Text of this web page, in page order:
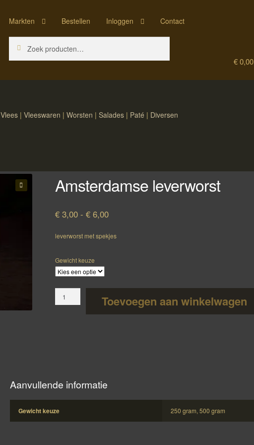
Markten Bestellen Inloggen Contact
€0,00
Vlees | Vleeswaren | Worsten | Salades | Paté | Diversen
Amsterdamse leverworst
€ 3,00 - € 6,00Prijsklasse:
tot
€ 6,00
leverworst met spekjes
Gewicht keuze
leverworst
Toevoegen aan winkelwagen
Aanvullende informatie
Gewicht keuze 250 gram, 500 gram